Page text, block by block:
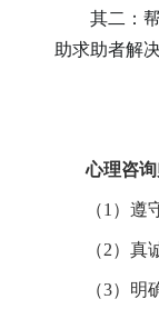
其二：
助求助者解
心理咨
（1）遵
（2）真
（3）明